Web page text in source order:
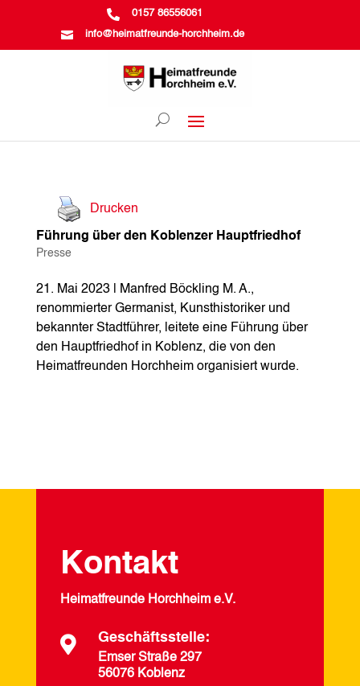
 0157 86556061
 info@heimatfreunde-horchheim.de
Drucken
Führung über den Koblenzer Hauptfriedhof
Presse
21. Mai 2023 | Manfred Böckling M. A.,
renommierter Germanist, Kunsthistoriker und
bekannter Stadtführer, leitete eine Führung über
den Hauptfriedhof in Koblenz, die von den
Heimatfreunden Horchheim organisiert wurde.
Kontakt
Heimatfreunde Horchheim e.V.
 Geschäftsstelle:
Emser Straße 297
56076 Koblenz